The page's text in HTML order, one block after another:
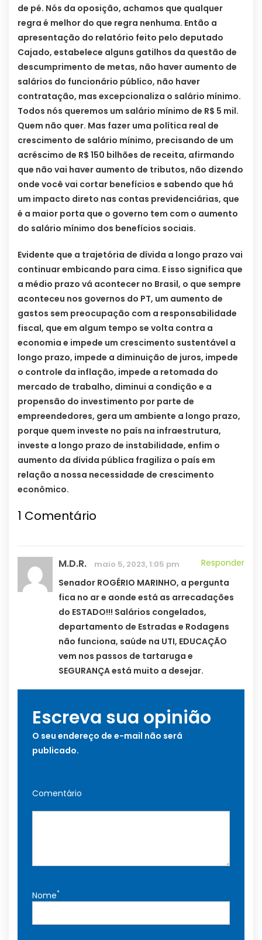
de pé. Nós da oposição, achamos que qualquer
regra é melhor do que regra nenhuma. Então a
apresentação do relatório feito pelo deputado
Cajado, estabelece alguns gatilhos da questão de
descumprimento de metas, não haver aumento de
salários do funcionário público, não haver
contratação, mas excepcionaliza o salário mínimo.
Todos nós queremos um salário mínimo de R$ 5 mil.
Quem não quer. Mas fazer uma política real de
crescimento de salário mínimo, precisando de um
acréscimo de R$ 150 bilhões de receita, afirmando
que não vai haver aumento de tributos, não dizendo
onde você vai cortar benefícios e sabendo que há
um impacto direto nas contas previdenciárias, que
é a maior porta que o governo tem com o aumento
do salário mínimo dos benefícios sociais.
Evidente que a trajetória de dívida a longo prazo vai
continuar embicando para cima. E isso significa que
a médio prazo vá acontecer no Brasil, o que sempre
aconteceu nos governos do PT, um aumento de
gastos sem preocupação com a responsabilidade
fiscal, que em algum tempo se volta contra a
economia e impede um crescimento sustentável a
longo prazo, impede a diminuição de juros, impede
o controle da inflação, impede a retomada do
mercado de trabalho, diminui a condição e a
propensão do investimento por parte de
empreendedores, gera um ambiente a longo prazo,
porque quem investe no país na infraestrutura,
investe a longo prazo de instabilidade, enfim o
aumento da dívida pública fragiliza o país em
relação a nossa necessidade de crescimento
econômico.
1 Comentário
M.D.R. maio 5, 2023, 1:05 pm
Responder
Senador ROGÉRIO MARINHO, a pergunta
fica no ar e aonde está as arrecadações
do ESTADO!!! Salários congelados,
departamento de Estradas e Rodagens
não funciona, saúde na UTI, EDUCAÇÃO
vem nos passos de tartaruga e
SEGURANÇA está muito a desejar.
Escreva sua opinião
O seu endereço de e-mail não será
publicado.
Comentário
Nome*